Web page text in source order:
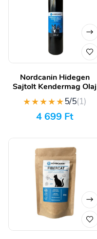
Nordcanin Hidegen
Sajtolt Kendermag Olaj
★★★★★5/5(1)
4 699 Ft